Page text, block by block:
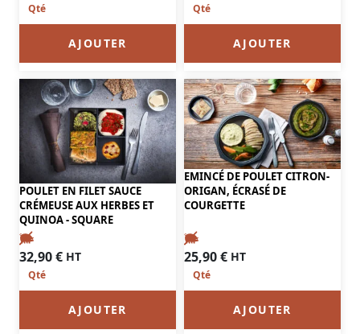
AJOUTER AJOUTER
POULET EN FILET SAUCE
CRÉMEUSE AUX HERBES ET
QUINOA - SQUARE
32,90€ HT
AJOUTER
EMINCÉ DE POULET CITRON-
ORIGAN, ÉCRASÉ DE
COURGETTE
25,90€ HT
AJOUTER